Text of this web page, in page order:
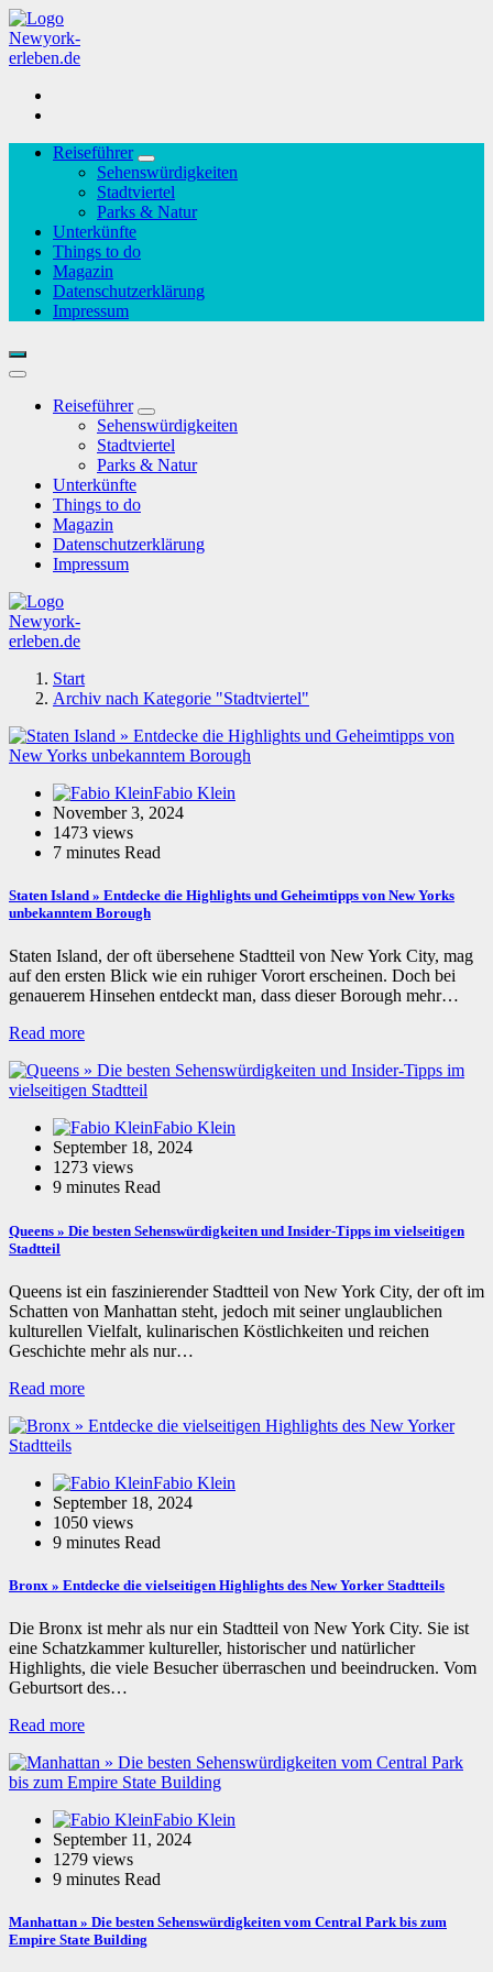
Zum
Inhalt
springen
Reiseführer
Sehenswürdigkeiten
Stadtviertel
Parks & Natur
Unterkünfte
Things to do
Magazin
Datenschutzerklärung
Impressum
Reiseführer
Sehenswürdigkeiten
Stadtviertel
Parks & Natur
Unterkünfte
Things to do
Magazin
Datenschutzerklärung
Impressum
Start
Archiv nach Kategorie "Stadtviertel"
Fabio Klein
November 3, 2024
1473 views
7 minutes Read
Staten Island » Entdecke die Highlights und Geheimtipps von New Yorks
unbekanntem Borough
Staten Island, der oft übersehene Stadtteil von New York City, mag
auf den ersten Blick wie ein ruhiger Vorort erscheinen. Doch bei
genauerem Hinsehen entdeckt man, dass dieser Borough mehr…
Read more
Fabio Klein
September 18, 2024
1273 views
9 minutes Read
Queens » Die besten Sehenswürdigkeiten und Insider-Tipps im vielseitigen
Stadtteil
Queens ist ein faszinierender Stadtteil von New York City, der oft im
Schatten von Manhattan steht, jedoch mit seiner unglaublichen
kulturellen Vielfalt, kulinarischen Köstlichkeiten und reichen
Geschichte mehr als nur…
Read more
Fabio Klein
September 18, 2024
1050 views
9 minutes Read
Bronx » Entdecke die vielseitigen Highlights des New Yorker Stadtteils
Die Bronx ist mehr als nur ein Stadtteil von New York City. Sie ist
eine Schatzkammer kultureller, historischer und natürlicher
Highlights, die viele Besucher überraschen und beeindrucken. Vom
Geburtsort des…
Read more
Fabio Klein
September 11, 2024
1279 views
9 minutes Read
Manhattan » Die besten Sehenswürdigkeiten vom Central Park bis zum
Empire State Building